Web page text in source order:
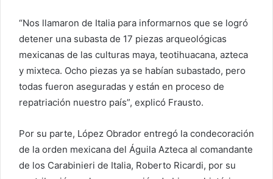
“Nos llamaron de Italia para informarnos que se logró
detener una subasta de 17 piezas arqueológicas
mexicanas de las culturas maya, teotihuacana, azteca
y mixteca. Ocho piezas ya se habían subastado, pero
todas fueron aseguradas y están en proceso de
repatriación nuestro país”, explicó Frausto.
Por su parte, López Obrador entregó la condecoración
de la orden mexicana del Águila Azteca al comandante
de los Carabinieri de Italia, Roberto Ricardi, por su